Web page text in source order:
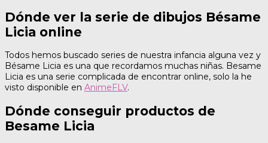
Dónde ver la serie de dibujos Bésame
Licia online
Todos hemos buscado series de nuestra infancia alguna vez y
Bésame Licia es una que recordamos muchas niñas. Besame
Licia es una serie complicada de encontrar online, solo la he
visto disponible en AnimeFLV.
Dónde conseguir productos de
Besame Licia